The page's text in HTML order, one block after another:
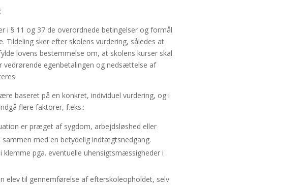
i § 11 og 37 de overordnede betingelser og formål
Tildeling sker efter skolens vurdering, således at
lovens bestemmelse om, at skolens kurser skal
vedrørende egenbetalingen og nedsættelse af
baseret på en konkret, individuel vurdering, og i
flere faktorer, f.eks.:
er præget af sygdom, arbejdsløshed eller
med en betydelig indtægtsnedgang.
pga. eventuelle uhensigtsmæssigheder i
elev til gennemførelse af efterskoleopholdet, selv